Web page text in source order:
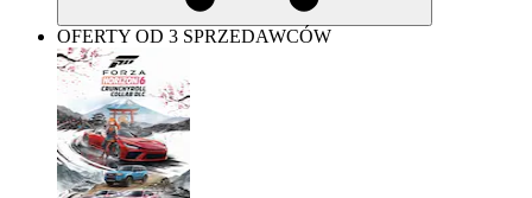
OFERTY OD 3 SPRZEDAWCÓW